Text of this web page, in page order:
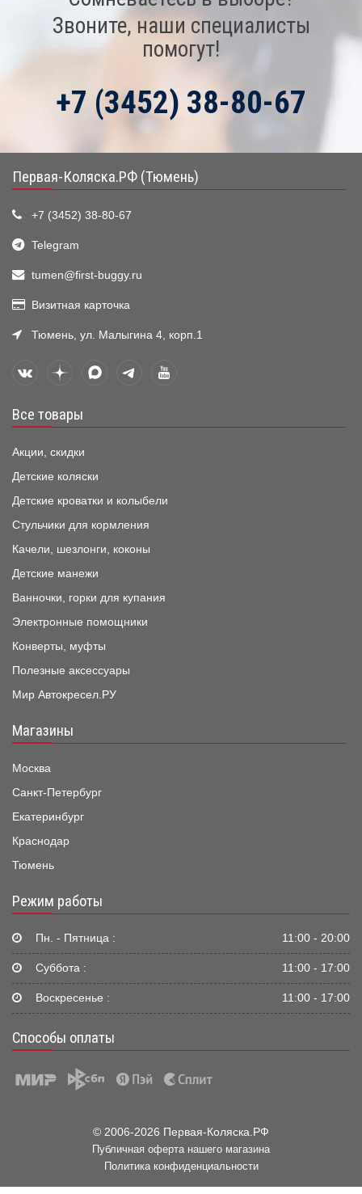
Звоните, наши специалисты
помогут!
+7 (3452) 38-80-67
Первая-Коляска.РФ (Тюмень)
+7 (3452) 38-80-67
Telegram
tumen@first-buggy.ru
Визитная карточка
Тюмень, ул. Малыгина 4, корп.1
Все товары
Акции, скидки
Детские коляски
Детские кроватки и колыбели
Стульчики для кормления
Качели, шезлонги, коконы
Детские манежи
Ванночки, горки для купания
Электронные помощники
Конверты, муфты
Полезные аксессуары
Мир Автокресел.РУ
Магазины
Москва
Санкт-Петербург
Екатеринбург
Краснодар
Тюмень
Режим работы
Пн. - Пятница : 11:00 - 20:00
Суббота : 11:00 - 17:00
Воскресенье : 11:00 - 17:00
Способы оплаты
© 2006-2026 Первая-Коляска.РФ
Публичная оферта нашего магазина
Политика конфиденциальности